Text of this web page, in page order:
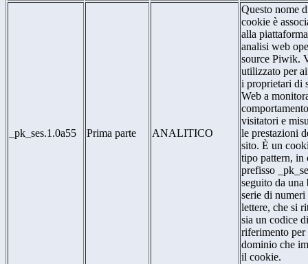
_pk_ses.1.0a55 Prima parte ANALITICO
Questo nome
cookie è
alla
analisi web
source Piwik.
utilizzato per
i proprietari di
Web a
visitatori e
le prestazioni
sito. È un
tipo pattern, in
prefisso
seguito da una
serie di numeri
lettere, che si
sia un codice di
riferimento
dominio che
il cookie.